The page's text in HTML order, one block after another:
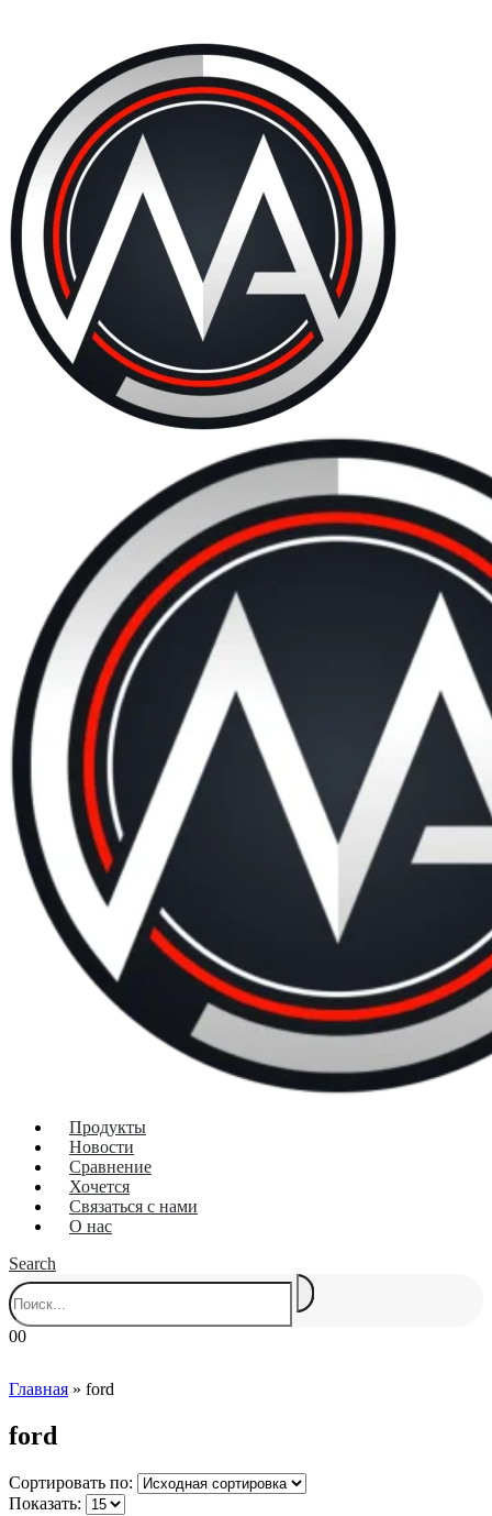
Продукты
Новости
Сравнение
Хочется
Связаться с нами
О нас
Search
00
Главная » ford
ford
Сортировать по:
Показать: